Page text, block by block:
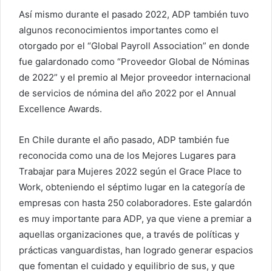
Así mismo durante el pasado 2022, ADP también tuvo
algunos reconocimientos importantes como el
otorgado por el “Global Payroll Association” en donde
fue galardonado como “Proveedor Global de Nóminas
de 2022” y el premio al Mejor proveedor internacional
de servicios de nómina del año 2022 por el Annual
Excellence Awards.
En Chile durante el año pasado, ADP también fue
reconocida como una de los Mejores Lugares para
Trabajar para Mujeres 2022 según el Grace Place to
Work, obteniendo el séptimo lugar en la categoría de
empresas con hasta 250 colaboradores. Este galardón
es muy importante para ADP, ya que viene a premiar a
aquellas organizaciones que, a través de políticas y
prácticas vanguardistas, han logrado generar espacios
que fomentan el cuidado y equilibrio de sus, y que